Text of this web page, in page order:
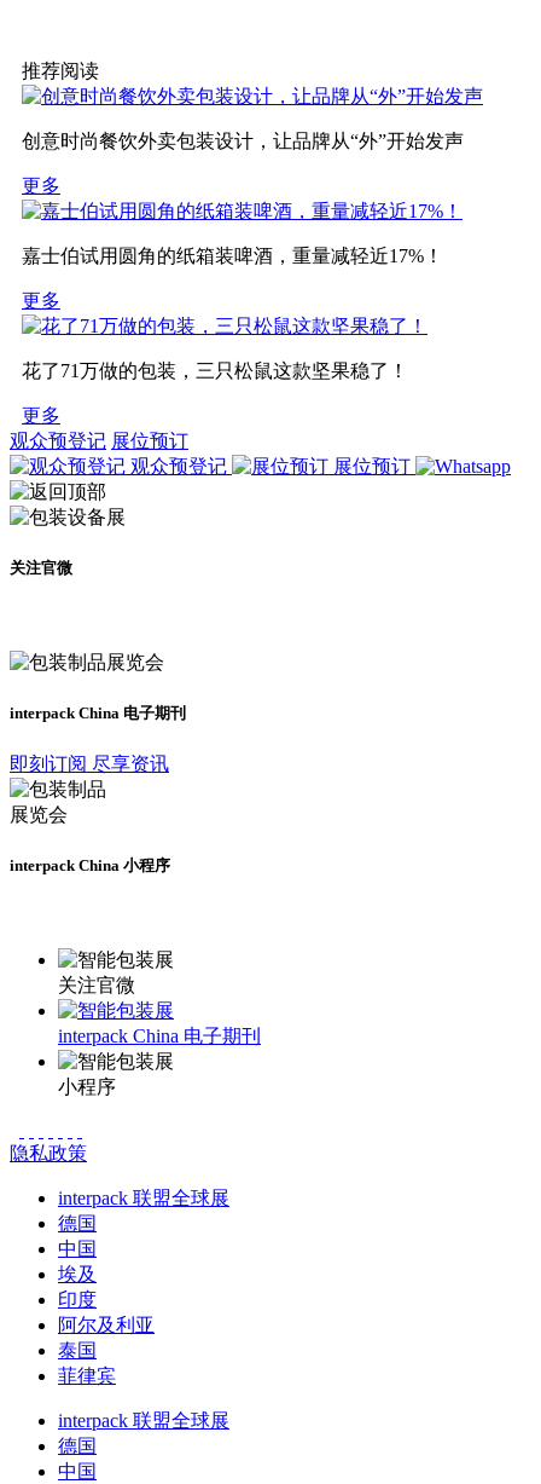
推荐阅读
创意时尚餐饮外卖包装设计，让品牌从“外”开始发声
更多
嘉士伯试用圆角的纸箱装啤酒，重量减轻近17%！
更多
花了71万做的包装，三只松鼠这款坚果稳了！
更多
观众预登记 展位预订
观众预登记
展位预订
关注官微
interpack China 电子期刊
即刻订阅 尽享资讯
interpack China 小程序
关注官微
interpack China 电子期刊
小程序
隐私政策
interpack 联盟全球展
德国
中国
埃及
印度
阿尔及利亚
泰国
菲律宾
interpack 联盟全球展
德国
中国